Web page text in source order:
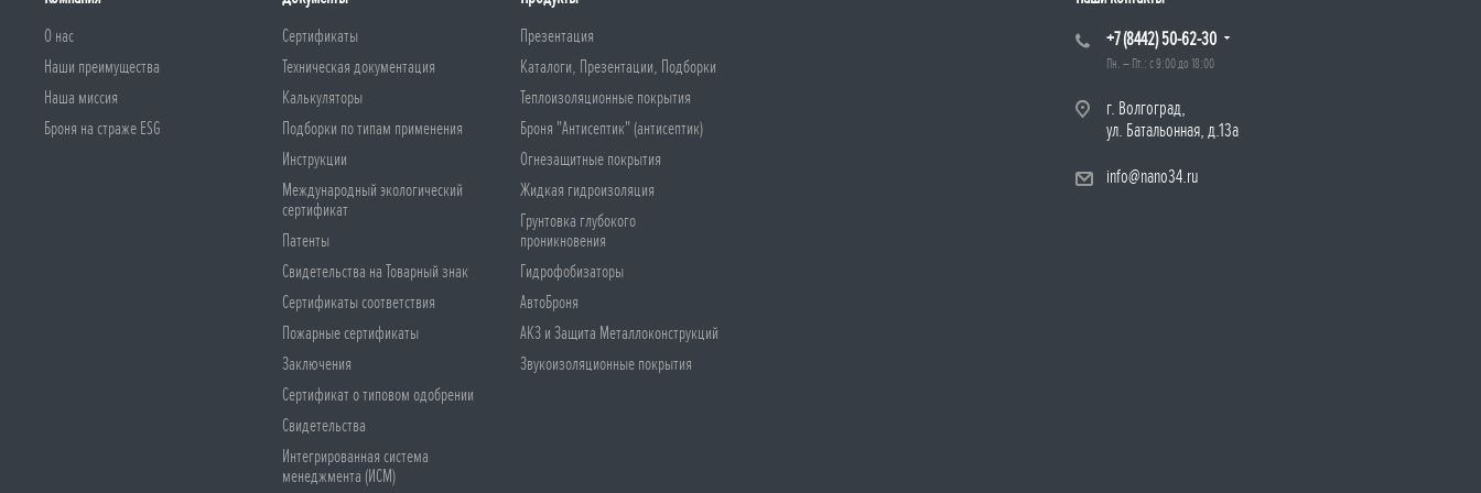
О нас
Наши преимущества
Наша миссия
Броня на страже ESG
Сертификаты
Техническая документация
Калькуляторы
Подборки по типам применения
Инструкции
Международный экологический
сертификат
Патенты
Свидетельства на Товарный знак
Сертификаты соответствия
Пожарные сертификаты
Заключения
Сертификат о типовом одобрении
Свидетельства
Интегрированная система
менеджмента (ИСМ)
Презентация
Каталоги, Презентации, Подборки
Теплоизоляционные покрытия
Броня "Антисептик" (антисептик)
Огнезащитные покрытия
Жидкая гидроизоляция
Грунтовка глубокого
проникновения
Гидрофобизаторы
АвтоБроня
АКЗ и Защита Металлоконструкций
Звукоизоляционные покрытия
+7 (8442) 50-62-30
Пн. – Пт.: с 9:00 до 18:00
г. Волгоград,
ул. Батальонная, д.13а
info@nano34.ru